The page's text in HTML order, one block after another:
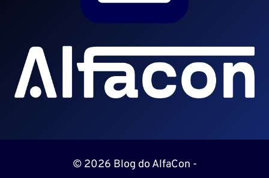
© 2026 Blog do AlfaCon -